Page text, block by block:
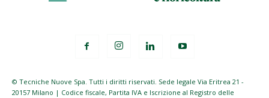
© Tecniche Nuove Spa. Tutti i diritti riservati. Sede legale Via Eritrea 21 -
20157 Milano | Codice fiscale, Partita IVA e Iscrizione al Registro delle